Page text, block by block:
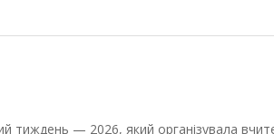
тиждень — 2026, який організувала